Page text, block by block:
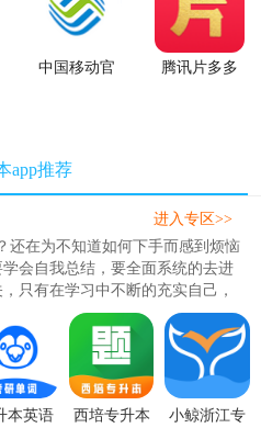
中国移动官
腾讯片多多
app推荐
还在为不知道如何下手而感到烦恼
会自我总结，要全面系统的去进
只有在学习中不断的充实自己，
进入专区>>
本英语
西培专升本
小鲸浙江专